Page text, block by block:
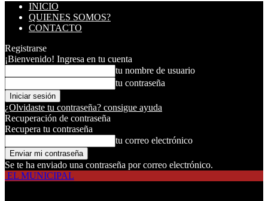
INICIO
QUIENES SOMOS?
CONTACTO
Registrarse
¡Bienvenido! Ingresa en tu cuenta
tu nombre de usuario
tu contraseña
¿Olvidaste tu contraseña? consigue ayuda
Recuperación de contraseña
Recupera tu contraseña
tu correo electrónico
Se te ha enviado una contraseña por correo electrónico.
EL MUNICIPAL